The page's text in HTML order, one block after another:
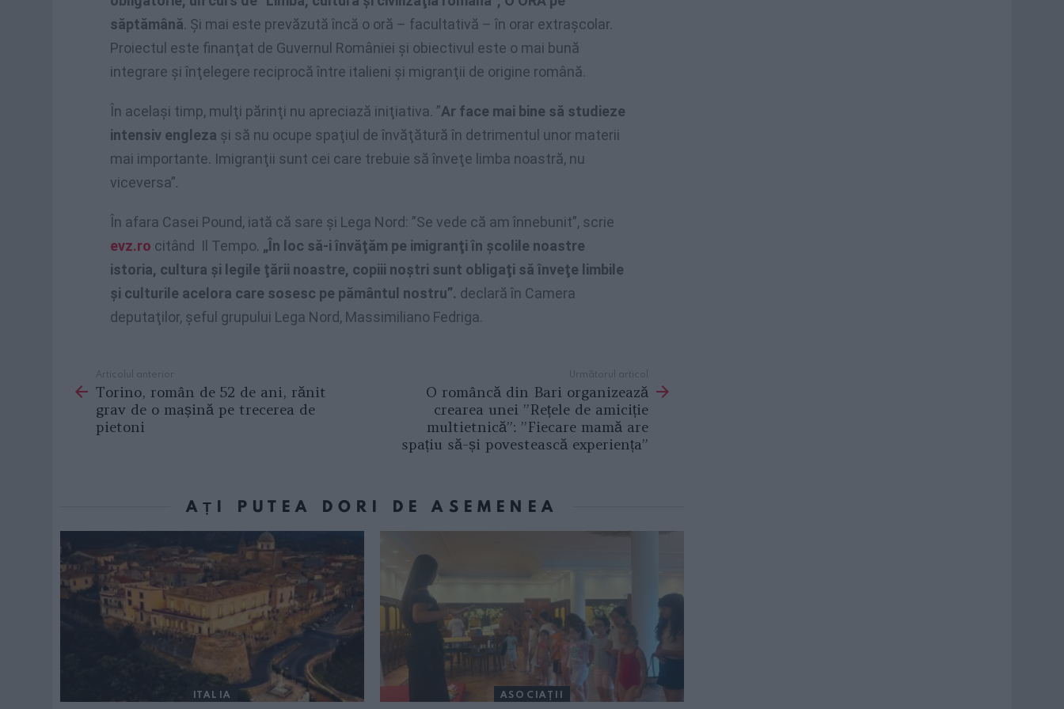
săptămână. Şi mai este prevăzută încă o oră – facultativă – în orar extraşcolar.
Proiectul este finanţat de Guvernul României şi obiectivul este o mai bună
integrare şi înţelegere reciprocă între italieni şi migranţii de origine română.
În acelaşi timp, mulţi părinţi nu apreciază iniţiativa. ”Ar face mai bine să studieze
intensiv engleza şi să nu ocupe spaţiul de învăţătură în detrimentul unor materii
mai importante. Imigranţii sunt cei care trebuie să înveţe limba noastră, nu
viceversa”.
În afara Casei Pound, iată că sare şi Lega Nord: ”Se vede că am înnebunit”, scrie
evz.ro citând Il Tempo. „În loc să-i învăţăm pe imigranţi în şcolile noastre
istoria, cultura şi legile ţării noastre, copiii noştri sunt obligaţi să înveţe limbile
şi culturile acelora care sosesc pe pământul nostru”. declară în Camera
deputaţilor, şeful grupului Lega Nord, Massimiliano Fedriga.
more
Articolul anterior
Torino, român de 52 de ani, rănit
grav de o mașină pe trecerea de
pietoni
Următorul articol
O româncă din Bari organizează
crearea unei ”Rețele de amiciție
multietnică”: ”Fiecare mamă are
spațiu să-și povestească experiența”
AȚI PUTEA DORI DE ASEMENEA
ITALIA ASOCIAŢII